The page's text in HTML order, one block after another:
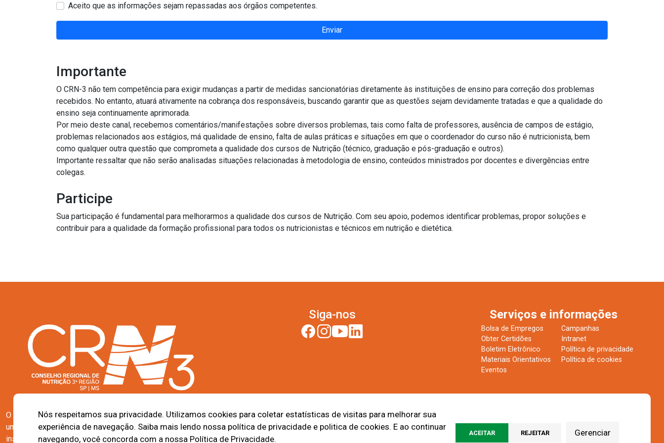
Aceito que as informações sejam repassadas aos órgãos competentes.
Enviar
Importante
O CRN-3 não tem competência para exigir mudanças a partir de medidas sancionatórias diretamente às instituições de ensino para correção dos problemas
recebidos. No entanto, atuará ativamente na cobrança dos responsáveis, buscando garantir que as questões sejam devidamente tratadas e que a qualidade do
ensino seja continuamente aprimorada.
Por meio deste canal, recebemos comentários/manifestações sobre diversos problemas, tais como falta de professores, ausência de campos de estágio,
problemas relacionados aos estágios, má qualidade de ensino, falta de aulas práticas e situações em que o coordenador do curso não é nutricionista, bem
como qualquer outra questão que comprometa a qualidade dos cursos de Nutrição (técnico, graduação e pós-graduação e outros).
Importante ressaltar que não serão analisadas situações relacionadas à metodologia de ensino, conteúdos ministrados por docentes e divergências entre
colegas.
Participe
Sua participação é fundamental para melhorarmos a qualidade dos cursos de Nutrição. Com seu apoio, podemos identificar problemas, propor soluções e
contribuir para a qualidade da formação profissional para todos os nutricionistas e técnicos em nutrição e dietética.
O Conselho Regional de Nutrição da 3ª Região (SP/MS) é
uma Autarquia Federal, prestadora de serviços públicos,
instituído pela Lei Federal nº 6.583/78 e regulamentada pelo
Siga-nos Serviços e informações
Bolsa de Empregos
Obter Certidões
Boletim Eletrônico
Materiais Orientativos
Eventos
Campanhas
Intranet
Política de privacidade
Política de cookies
Nós respeitamos sua privacidade. Utilizamos cookies para coletar estatísticas de visitas para melhorar sua
experiência de navegação. Saiba mais lendo nossa política de privacidade e politica de cookies. E ao continuar
navegando, você concorda com a nossa Política de Privacidade.
ACEITAR REJEITAR Gerenciar